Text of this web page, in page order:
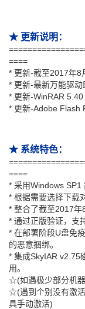
★ 更新说明：
====
* 更新-截至2017年8
* 更新-最新万能驱动
* 更新-WinRAR 5.40
* 更新-Adobe Flash
★ 系统特色：
====
* 采用Windows SP1
* 根据需要选择下载
* 整合了截至2017年
* 通过正版验证，支
* 在部署阶段U盘免
的恶意捆绑。
* 集成SkyIAR v2.75
用。
☆(如遇极少部分机
☆(遇到个别没有激活
具手动激活)